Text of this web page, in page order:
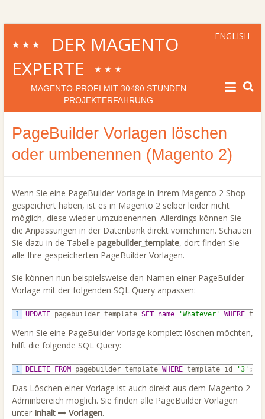
★★★
DER MAGENTO
EXPERTE
★★★
MAGENTO-PROFI MIT 30480 STUNDEN
PROJEKTERFAHRUNG
ENGLISH
PageBuilder Vorlagen löschen
oder umbenennen (Magento 2)
Wenn Sie eine PageBuilder Vorlage in Ihrem Magento 2 Shop
gespeichert haben, ist es in Magento 2 selber leider nicht
möglich, diese wieder umzubenennen. Allerdings können Sie
die Anpassungen in der Datenbank direkt vornehmen. Schauen
Sie dazu in de Tabelle pagebuilder_template, dort finden Sie
alle Ihre gespeicherten PageBuilder Vorlagen.
Sie können nun beispielsweise den Namen einer PageBuilder
Vorlage mit der folgenden SQL Query anpassen:
1 UPDATE pagebuilder_template SET name='Whatever' WHERE
Wenn Sie eine PageBuilder Vorlage komplett löschen möchten,
hilft die folgende SQL Query:
1 DELETE FROM pagebuilder_template WHERE template_id='3' ;
Das Löschen einer Vorlage ist auch direkt aus dem Magento 2
Adminbereich möglich. Sie finden alle PageBuilder Vorlagen
unter Inhalt Vorlagen.